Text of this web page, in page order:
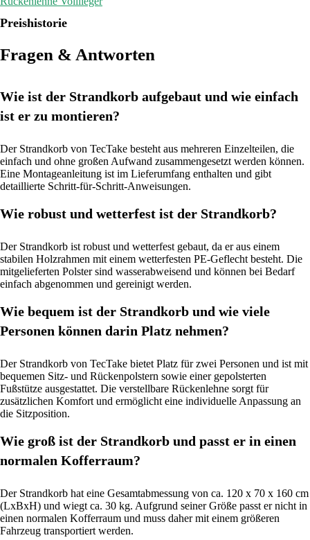
Preishistorie
Fragen & Antworten
Wie ist der Strandkorb aufgebaut und wie einfach
ist er zu montieren?
Der Strandkorb von TecTake besteht aus mehreren Einzelteilen, die
einfach und ohne großen Aufwand zusammengesetzt werden können.
Eine Montageanleitung ist im Lieferumfang enthalten und gibt
detaillierte Schritt-für-Schritt-Anweisungen.
Wie robust und wetterfest ist der Strandkorb?
Der Strandkorb ist robust und wetterfest gebaut, da er aus einem
stabilen Holzrahmen mit einem wetterfesten PE-Geflecht besteht. Die
mitgelieferten Polster sind wasserabweisend und können bei Bedarf
einfach abgenommen und gereinigt werden.
Wie bequem ist der Strandkorb und wie viele
Personen können darin Platz nehmen?
Der Strandkorb von TecTake bietet Platz für zwei Personen und ist mit
bequemen Sitz- und Rückenpolstern sowie einer gepolsterten
Fußstütze ausgestattet. Die verstellbare Rückenlehne sorgt für
zusätzlichen Komfort und ermöglicht eine individuelle Anpassung an
die Sitzposition.
Wie groß ist der Strandkorb und passt er in einen
normalen Kofferraum?
Der Strandkorb hat eine Gesamtabmessung von ca. 120 x 70 x 160 cm
(LxBxH) und wiegt ca. 30 kg. Aufgrund seiner Größe passt er nicht in
einen normalen Kofferraum und muss daher mit einem größeren
Fahrzeug transportiert werden.